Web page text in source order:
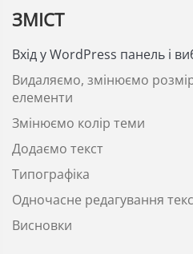
ЗМІСТ
Вхід у WordPress панель і
Видаляємо, змінюємо
елементи
Змінюємо колір теми
Додаємо текст
Типографіка
Одночасне редагування
Висновки